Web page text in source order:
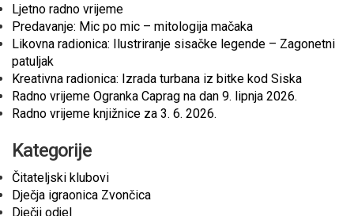
Ljetno radno vrijeme
Predavanje: Mic po mic – mitologija mačaka
Likovna radionica: Ilustriranje sisačke legende – Zagonetni
patuljak
Kreativna radionica: Izrada turbana iz bitke kod Siska
Radno vrijeme Ogranka Caprag na dan 9. lipnja 2026.
Radno vrijeme knjižnice za 3. 6. 2026.
Kategorije
Čitateljski klubovi
Dječja igraonica Zvončica
Dječji odjel